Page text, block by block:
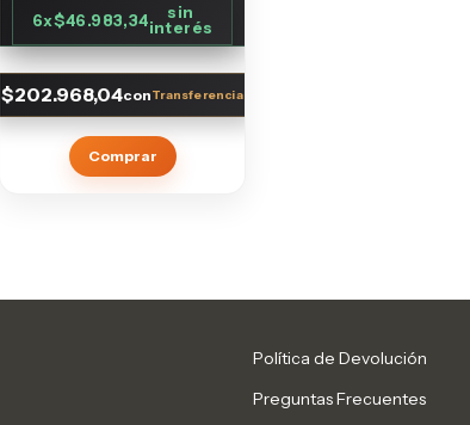
6x$46.983,34
sin
interés
$202.968,04con
Comprar
Política de Devolución
Preguntas Frecuentes